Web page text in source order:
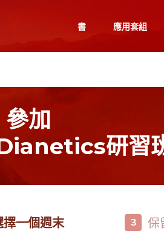
書 應用套組
參加
研習
擇一個週末 3 保